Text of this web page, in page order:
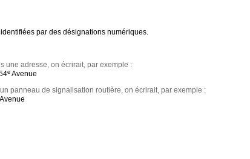
par des désignations numériques.
une adresse, on écrirait, par exemple :
e Avenue
panneau de signalisation routière, on écrirait, par exemple :
Avenue